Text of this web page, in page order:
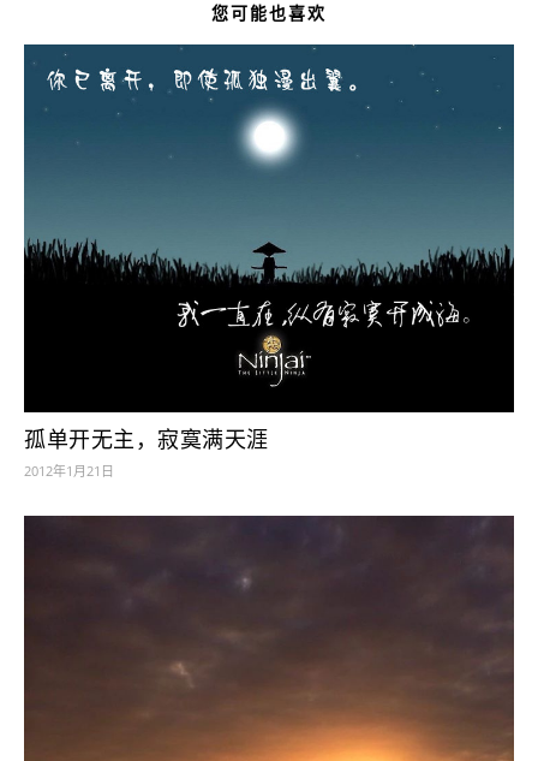
您可能也喜欢
孤单开无主，寂寞满天涯
2012年1月21日